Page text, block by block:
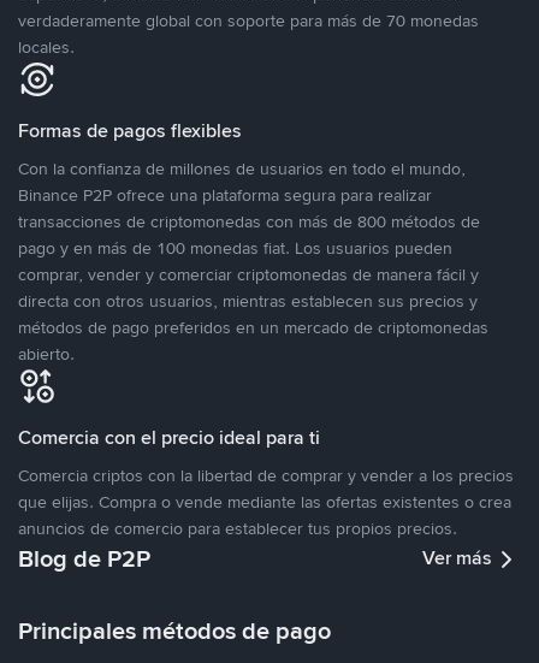
verdaderamente global con soporte para más de 70 monedas
locales.
Formas de pagos flexibles
Con la confianza de millones de usuarios en todo el mundo,
Binance P2P ofrece una plataforma segura para realizar
transacciones de criptomonedas con más de 800 métodos de
pago y en más de 100 monedas fiat. Los usuarios pueden
comprar, vender y comerciar criptomonedas de manera fácil y
directa con otros usuarios, mientras establecen sus precios y
métodos de pago preferidos en un mercado de criptomonedas
abierto.
Comercia con el precio ideal para ti
Comercia criptos con la libertad de comprar y vender a los precios
que elijas. Compra o vende mediante las ofertas existentes o crea
anuncios de comercio para establecer tus propios precios.
Blog de P2P Ver más
Principales métodos de pago